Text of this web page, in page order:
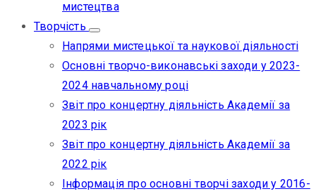
мистецтва
Творчість
Напрями мистецької та наукової діяльності
Основні творчо-виконавські заходи у 2023-
2024 навчальному році
Звіт про концертну діяльність Академії за
2023 рік
Звіт про концертну діяльність Академії за
2022 рік
Інформація про основні творчі заходи у 2016-